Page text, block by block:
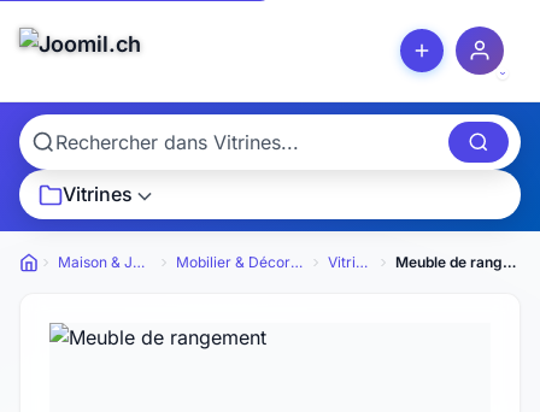
Vitrines
Petites annonces
Maison & Jardin Mobilier & Décoration Vitrines Meuble de rangement